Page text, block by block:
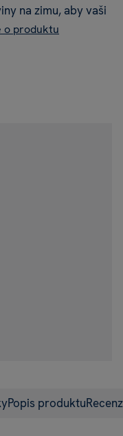
na zimu, aby vaši
o produktu
Popis produktu